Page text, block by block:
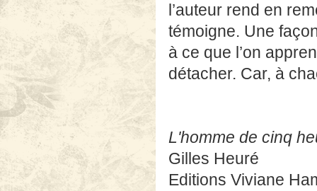
l’auteur rend en
témoigne. Une
à ce que l’on
détacher. Car, à
L'homme de cinq
Gilles Heuré
Editions Viviane